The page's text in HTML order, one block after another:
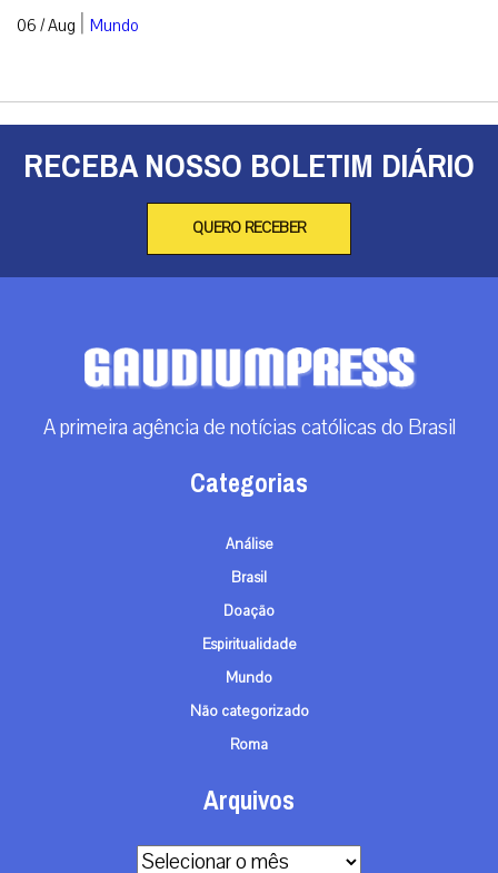
06 / Aug | Mundo
RECEBA NOSSO BOLETIM DIÁRIO
QUERO RECEBER
A primeira agência de notícias católicas do Brasil
Categorias
Análise
Brasil
Doação
Espiritualidade
Mundo
Não categorizado
Roma
Arquivos
Arquivos